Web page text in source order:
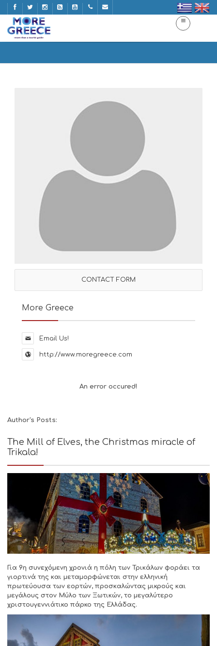
CONTACT FORM
More Greece
Email Us!
http://www.moregreece.com
An error occured!
Author's Posts:
The Mill of Elves, the Christmas miracle of
Trikala!
Για 9η συνεχόμενη χρονιά η πόλη των Τρικάλων φοράει τα
γιορτινά της και μεταμορφώνεται στην ελληνική
πρωτεύουσα των εορτών, προσκαλώντας μικρούς και
μεγάλους στον Μύλο των Ξωτικών, το μεγαλύτερο
χριστουγεννιάτικο πάρκο της Ελλάδας.